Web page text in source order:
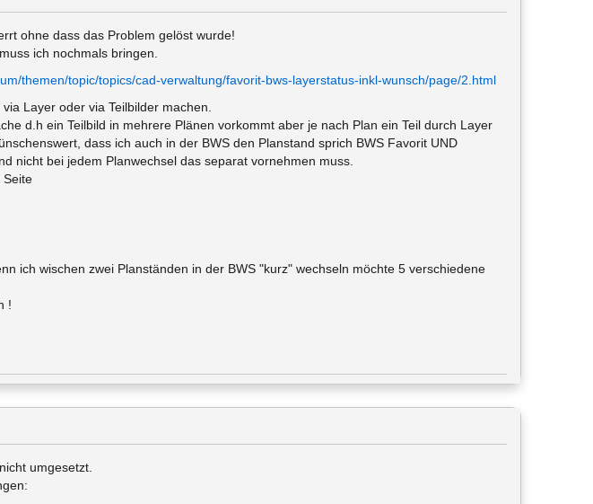
ohne dass das Problem gelöst wurde!
ich nochmals bringen.
themen/topic/topics/cad-verwaltung/favorit-bws-layerstatus-inkl-wunsch/page/2.html
Layer oder via Teilbilder machen.
d.h ein Teilbild in mehrere Plänen vorkommt aber je nach Plan ein Teil durch Layer
dass ich auch in der BWS den Planstand sprich BWS Favorit UND
nicht bei jedem Planwechsel das separat vornehmen muss.
Seite
ich wischen zwei Planständen in der BWS "kurz" wechseln möchte 5 verschiedene
!
umgesetzt.